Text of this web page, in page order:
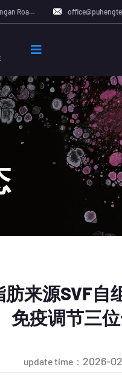
来源SVF自
免疫调节三
update time： 2026-